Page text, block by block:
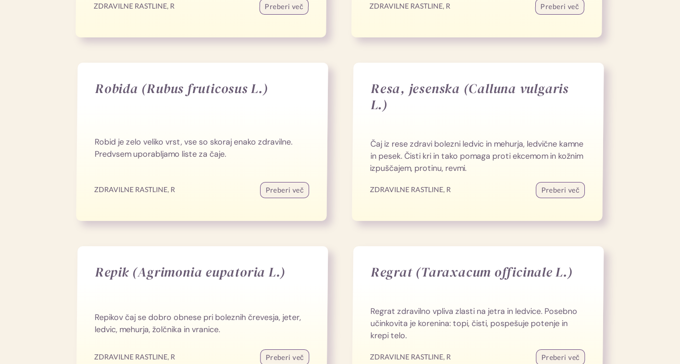
ZDRAVILNE RASTLINE, R Preberi več ZDRAVILNE RASTLINE, R Preberi več
Robida (Rubus fruticosus L.)
Robid je zelo veliko vrst, vse so skoraj enako zdravilne.
Predvsem uporabljamo liste za čaje.
ZDRAVILNE RASTLINE, R Preberi več
Resa, jesenska (Calluna vulgaris
L.)
Čaj iz rese zdravi bolezni ledvic in mehurja, ledvične kamne
in pesek. Čisti kri in tako pomaga proti ekcemom in kožnim
izpuščajem, protinu, revmi.
ZDRAVILNE RASTLINE, R Preberi več
Repik (Agrimonia eupatoria L.)
Repikov čaj se dobro obnese pri boleznih črevesja, jeter,
ledvic, mehurja, žolčnika in vranice.
ZDRAVILNE RASTLINE, R Preberi več
Regrat (Taraxacum officinale L.)
Regrat zdravilno vpliva zlasti na jetra in ledvice. Posebno
učinkovita je korenina: topi, čisti, pospešuje potenje in
krepi telo.
ZDRAVILNE RASTLINE, R Preberi več